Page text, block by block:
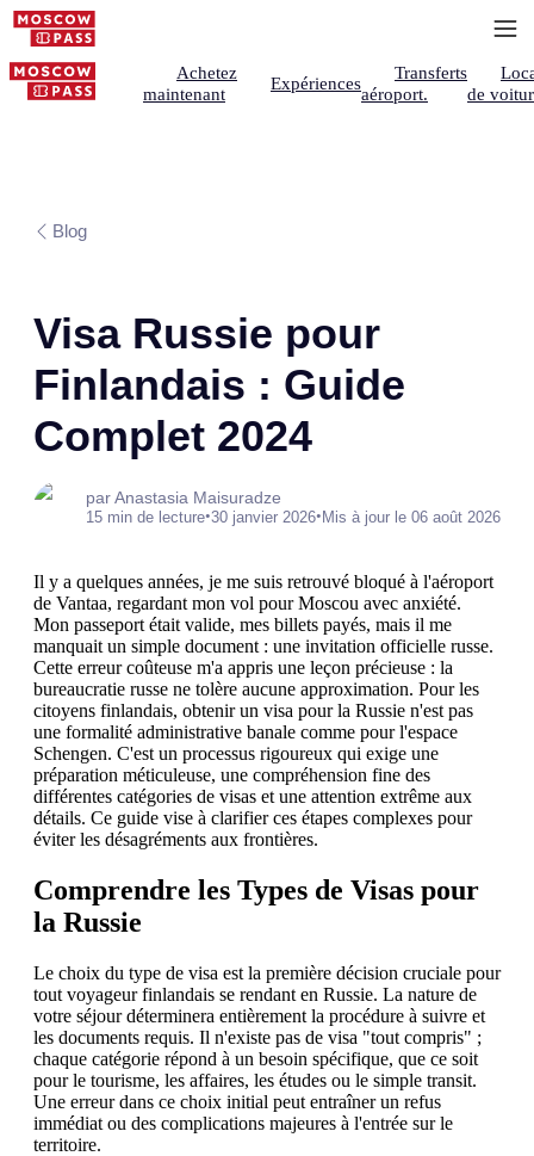
Achetez
maintenant
Expériences
Transferts
aéroport.
de
Blog
Visa Russie pour
Finlandais : Guide
Complet 2024
par Anastasia Maisuradze
15 min de lecture•30 janvier 2026•Mis à jour le 06 août 2026
Il y a quelques années, je me suis retrouvé bloqué à l'aéroport
de Vantaa, regardant mon vol pour Moscou avec anxiété.
Mon passeport était valide, mes billets payés, mais il me
manquait un simple document : une invitation officielle russe.
Cette erreur coûteuse m'a appris une leçon précieuse : la
bureaucratie russe ne tolère aucune approximation. Pour les
citoyens finlandais, obtenir un visa pour la Russie n'est pas
une formalité administrative banale comme pour l'espace
Schengen. C'est un processus rigoureux qui exige une
préparation méticuleuse, une compréhension fine des
différentes catégories de visas et une attention extrême aux
détails. Ce guide vise à clarifier ces étapes complexes pour
éviter les désagréments aux frontières.
Comprendre les Types de Visas pour
la Russie
Le choix du type de visa est la première décision cruciale pour
tout voyageur finlandais se rendant en Russie. La nature de
votre séjour déterminera entièrement la procédure à suivre et
les documents requis. Il n'existe pas de visa "tout compris" ;
chaque catégorie répond à un besoin spécifique, que ce soit
pour le tourisme, les affaires, les études ou le simple transit.
Une erreur dans ce choix initial peut entraîner un refus
immédiat ou des complications majeures à l'entrée sur le
territoire.